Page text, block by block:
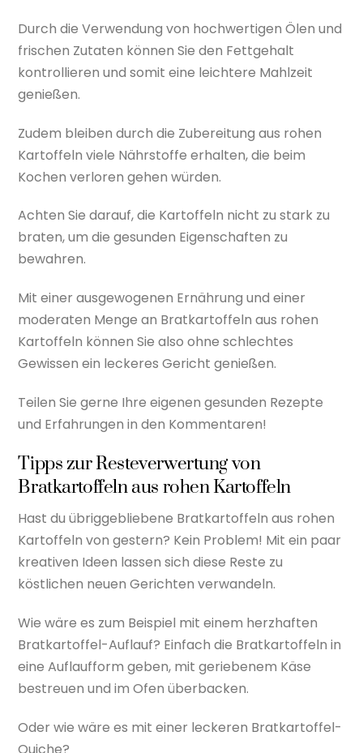
Durch die Verwendung von hochwertigen Ölen und
frischen Zutaten können Sie den Fettgehalt
kontrollieren und somit eine leichtere Mahlzeit
genießen.
Zudem bleiben durch die Zubereitung aus rohen
Kartoffeln viele Nährstoffe erhalten, die beim
Kochen verloren gehen würden.
Achten Sie darauf, die Kartoffeln nicht zu stark zu
braten, um die gesunden Eigenschaften zu
bewahren.
Mit einer ausgewogenen Ernährung und einer
moderaten Menge an Bratkartoffeln aus rohen
Kartoffeln können Sie also ohne schlechtes
Gewissen ein leckeres Gericht genießen.
Teilen Sie gerne Ihre eigenen gesunden Rezepte
und Erfahrungen in den Kommentaren!
Tipps zur Resteverwertung von
Bratkartoffeln aus rohen Kartoffeln
Hast du übriggebliebene Bratkartoffeln aus rohen
Kartoffeln von gestern? Kein Problem! Mit ein paar
kreativen Ideen lassen sich diese Reste zu
köstlichen neuen Gerichten verwandeln.
Wie wäre es zum Beispiel mit einem herzhaften
Bratkartoffel-Auflauf? Einfach die Bratkartoffeln in
eine Auflaufform geben, mit geriebenem Käse
bestreuen und im Ofen überbacken.
Oder wie wäre es mit einer leckeren Bratkartoffel-
Quiche?